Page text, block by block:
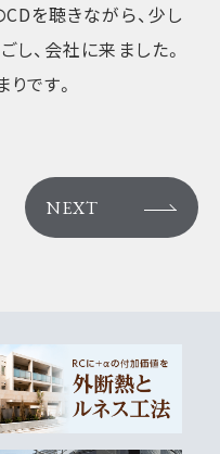
を聴きながら、少し
、会社に来ました。
です。
NEXT